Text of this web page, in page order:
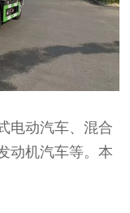
电动汽车、混合
动机汽车等。本